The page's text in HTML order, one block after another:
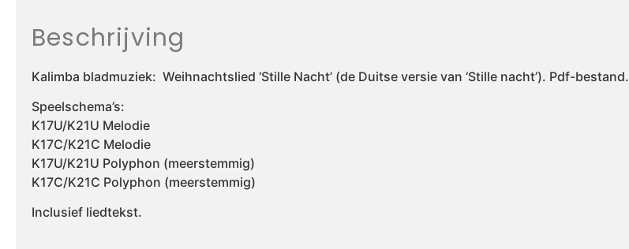
Beschrijving
Kalimba bladmuziek: Weihnachtslied ‘Stille Nacht’ (de Duitse versie van ‘Stille nacht’). Pdf-bestand.
Speelschema’s:
K17U/K21U Melodie
K17C/K21C Melodie
K17U/K21U Polyphon (meerstemmig)
K17C/K21C Polyphon (meerstemmig)
Inclusief liedtekst.